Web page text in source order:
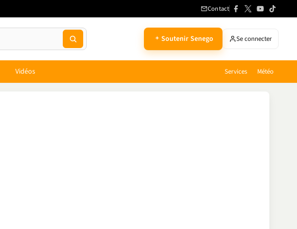
Contact
Soutenir Senego Se connecter
Vidéos Services Météo